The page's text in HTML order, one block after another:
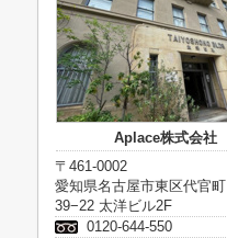
Aplace株式会社
〒461-0002
愛知県名古屋市東区代官町
39−22 太洋ビル2F
0120-644-550